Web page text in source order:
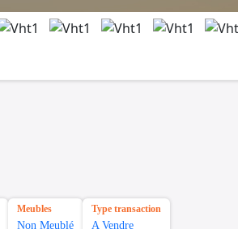
Meubles
Non Meublé
Type transaction
A Vendre